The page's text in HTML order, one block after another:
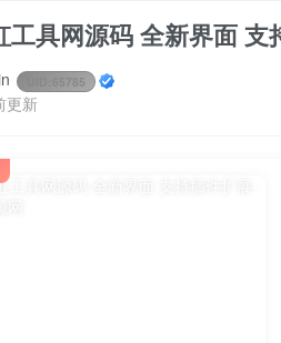
工具网源码 全新界面 支
65785
更新